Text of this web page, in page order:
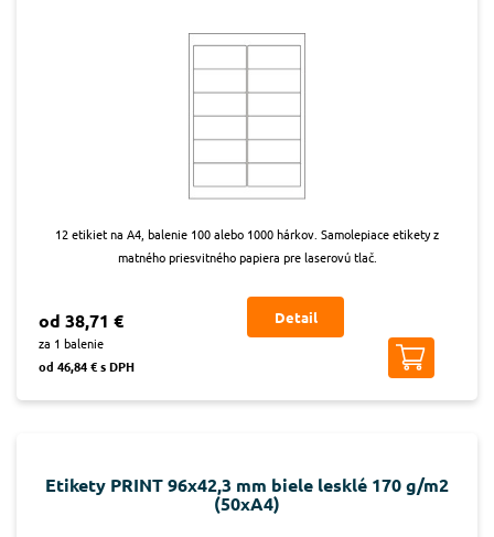
12 etikiet na A4, balenie 100 alebo 1000 hárkov. Samolepiace etikety z
matného priesvitného papiera pre laserovú tlač.
od 38,71 €
za 1 balenie
od 46,84 € s DPH
Detail
Etikety PRINT 96x42,3 mm biele lesklé 170 g/m2
(50xA4)